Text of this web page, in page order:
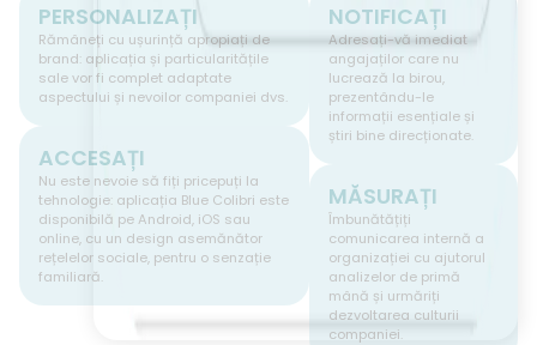
PERSONALIZAȚI
Rămâneți cu ușurință apropiați de
brand: aplicația și particularitățile
sale vor fi complet adaptate
aspectului și nevoilor companiei dvs.
ACCESAȚI
Nu este nevoie să fiți pricepuți la
tehnologie: aplicația Blue Colibri este
disponibilă pe Android, iOS sau
online, cu un design asemănător
rețelelor sociale, pentru o senzație
familiară.
NOTIFICAȚI
Adresați-vă imediat
angajaților care nu
lucrează la birou,
prezentându-le
informații esențiale și
știri bine direcționate.
MĂSURAȚI
Îmbunătățiți
comunicarea internă a
organizației cu ajutorul
analizelor de primă
mână și urmăriți
dezvoltarea culturii
companiei.